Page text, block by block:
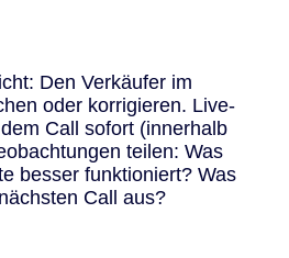
Den Verkäufer im
oder korrigieren. Live-
Call sofort (innerhalb
teilen: Was
besser funktioniert? Was
Call aus?